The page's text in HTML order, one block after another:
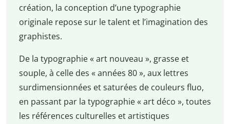
création, la conception d’une typographie
originale repose sur le talent et l’imagination des
graphistes.
De la typographie « art nouveau », grasse et
souple, à celle des « années 80 », aux lettres
surdimensionnées et saturées de couleurs fluo,
en passant par la typographie « art déco », toutes
les références culturelles et artistiques